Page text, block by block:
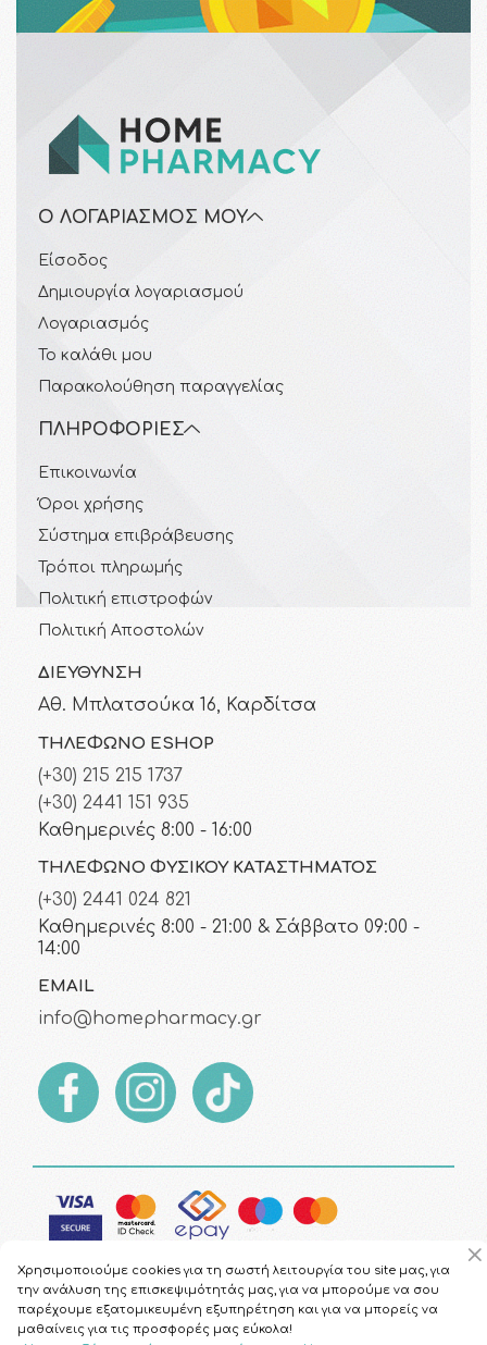
Ο ΛΟΓΑΡΙΑΣΜΌΣ ΜΟΥ
Είσοδος
Δημιουργία λογαριασμού
Λογαριασμός
Το καλάθι μου
Παρακολούθηση παραγγελίας
ΠΛΗΡΟΦΟΡΊΕΣ
Επικοινωνία
Όροι χρήσης
Σύστημα επιβράβευσης
Τρόποι πληρωμής
Πολιτική επιστροφών
Πολιτική Αποστολών
ΔΙΕΎΘΥΝΣΗ
Αθ. Μπλατσούκα 16, Καρδίτσα
ΤΗΛΈΦΩΝΟ ESHOP
(+30) 215 215 1737
(+30) 2441 151 935
Καθημερινές 8:00 - 16:00
ΤΗΛΈΦΩΝΟ ΦΥΣΙΚΟΎ ΚΑΤΑΣΤΉΜΑΤΟΣ
(+30) 2441 024 821
Καθημερινές 8:00 - 21:00 & Σάββατο 09:00 -
14:00
EMAIL
info@homepharmacy.gr
Χρησιμοποιούμε cookies για τη σωστή λειτουργία του site μας, για
την ανάλυση της επισκεψιμότητάς μας, για να μπορούμε να σου
παρέχουμε εξατομικευμένη εξυπηρέτηση και για να μπορείς να
μαθαίνεις για τις προσφορές μας εύκολα!